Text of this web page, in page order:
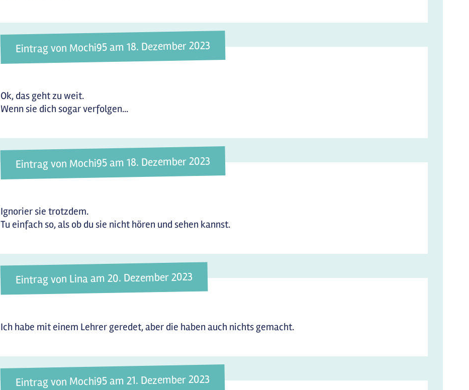
Eintrag von Mochi95 am 18. Dezember 2023
Ok, das geht zu weit.
Wenn sie dich sogar verfolgen...
Eintrag von Mochi95 am 18. Dezember 2023
Ignorier sie trotzdem.
Tu einfach so, als ob du sie nicht hören und sehen kannst.
Eintrag von Lina am 20. Dezember 2023
Ich habe mit einem Lehrer geredet, aber die haben auch nichts gemacht.
Eintrag von Mochi95 am 21. Dezember 2023